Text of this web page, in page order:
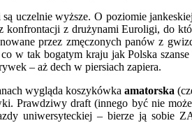
uczelnie wyższe. O poziomie
konfrontacji z drużynami Euroligi, do
przez zmęczonych panów z
w tak bogatym kraju jak Polska
– aż dech w piersiach zapiera.
wygląda koszykówka amatorska
Prawdziwy draft (innego być nie
uniwersyteckiej – bierze ją sobie